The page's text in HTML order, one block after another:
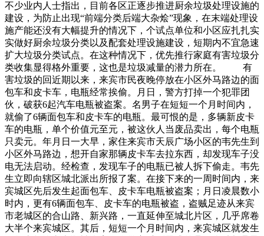
不少业内人士指出，目前各区正逐步推进厨余垃圾处理设施的
建设，为防止出现“前端分类后端大杂烩”现象，在末端处理设
施产能还没有大幅提升的情况下，个试点单位和小区应扎扎实
实做好厨余垃圾分类以及配套处理设施建设，短期内不宜急速
扩大垃圾分类试点。在这种情况下，优先推行家庭有害垃圾分
类收集显得格外重要，这也是垃圾减量的潜力所在。 有
害垃圾的回近期以来，来宾市民夜晚停放在小区外马路边的面
包车和皮卡车，电瓶经常挨偷。月日，警方打掉一个犯罪团
伙，破获6起汽车电瓶被盗案。名男子在短短一个月时间内，
就偷了6辆面包车和皮卡车的电瓶。最可恨的是，多辆新皮卡
车的电瓶，单个价值元至元，被这伙人当废品卖出，每个电瓶
只卖元。年月日一大早，家住来宾市天辰广场小区的韦先生到
小区外马路边，想开自家那辆皮卡车去拉东西，却发现车子没
电无法启动。经检查，发现车子的电瓶已被人拆下偷走。韦先
生立即向辖区城北派出所报了案。在接下来的一周时间内，来
宾城区先后发生起面包车、皮卡车电瓶被盗案；月日凌晨数小
时内，更有6辆面包车、皮卡车的电瓶被盗，盗贼足迹从来宾
市老城区的合山路、新兴路，一直延伸至城北片区，几乎席卷
大半个来宾城区。其后，短短一个月时间内，来宾城区就发生